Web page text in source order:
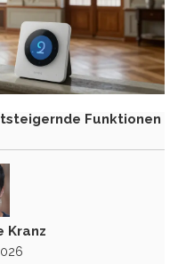
Funktionen
Kranz